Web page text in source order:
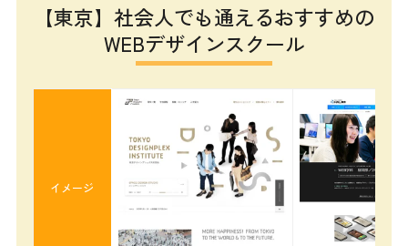
【東京】社会人でも通えるおすすめの
WEBデザインスクール
イメージ